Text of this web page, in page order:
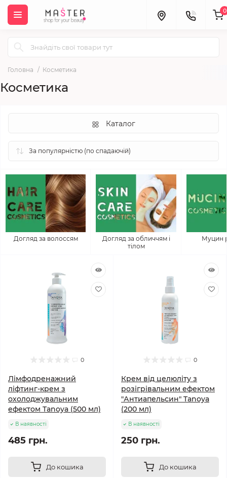
0
Головна Косметика
Косметика
Каталог
Догляд за волоссям
Догляд за обличчям і
тілом
Муцин
0
Лімфодренажний
ліфтинг-крем з
охолоджувальним
ефектом Tanoya (500 мл)
В наявності
485 грн.
До кошика
0
Крем від целюліту з
розігрівальним ефектом
"Антиапельсин" Tanoya
(200 мл)
В наявності
250 грн.
До кошика